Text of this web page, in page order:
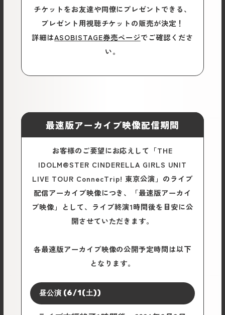
チケットをお友達や同僚にプレゼントできる、
プレゼント用視聴チケットの販売が決定！
詳細はASOBISTAGE券売ページでご確認くださ
い。
最速版アーカイブ映像配信期間
お客様のご要望にお応えして「THE
IDOLM@STER CINDERELLA GIRLS UNIT
LIVE TOUR ConnecTrip! 東京公演」のライブ
配信アーカイブ映像につき、「最速版アーカイ
ブ映像」として、ライブ終演1時間後を目安に公
開させていただきます。
各最速版アーカイブ映像の公開予定時間は以下
となります。
昼公演 (6/1(土))